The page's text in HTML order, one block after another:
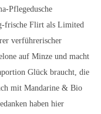
Pflegedusche
frische Flirt als Limited
verführerischer
auf Minze und macht
Glück braucht, die
mit Mandarine & Bio
haben hier